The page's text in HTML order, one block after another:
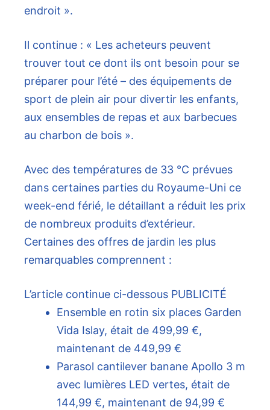
endroit ».
Il continue : « Les acheteurs peuvent
trouver tout ce dont ils ont besoin pour se
préparer pour l’été – des équipements de
sport de plein air pour divertir les enfants,
aux ensembles de repas et aux barbecues
au charbon de bois ».
Avec des températures de 33 °C prévues
dans certaines parties du Royaume-Uni ce
week-end férié, le détaillant a réduit les prix
de nombreux produits d’extérieur.
Certaines des offres de jardin les plus
remarquables comprennent :
L’article continue ci-dessous PUBLICITÉ
Ensemble en rotin six places Garden
Vida Islay, était de 499,99 €,
maintenant de 449,99 €
Parasol cantilever banane Apollo 3 m
avec lumières LED vertes, était de
144,99 €, maintenant de 94,99 €